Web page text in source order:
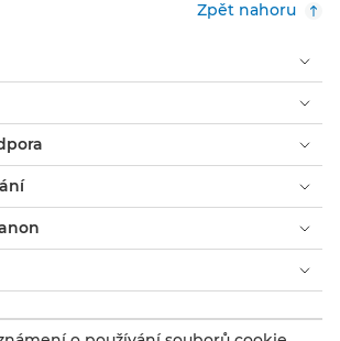
Zpět nahoru